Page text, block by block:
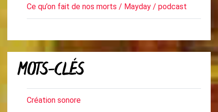
Ce qu’on fait de nos morts / Mayday / podcast
MOTS-CLÉS
Création sonore